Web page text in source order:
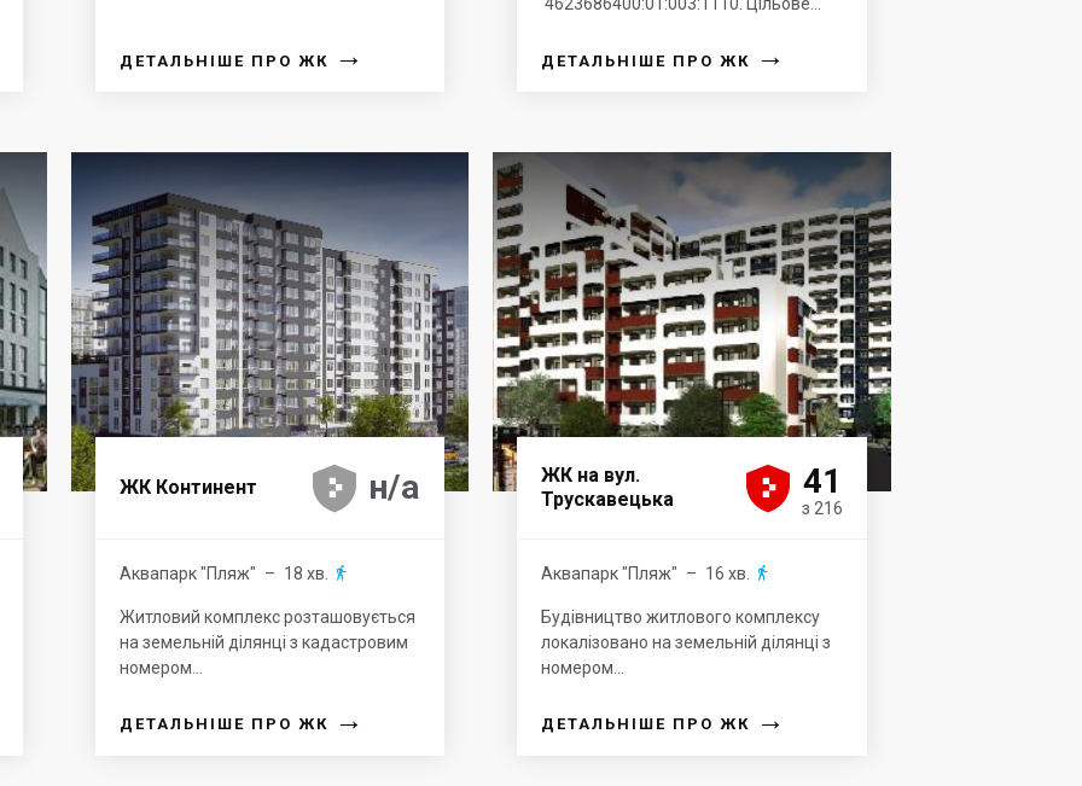
ДЕТАЛЬНІШЕ ПРО ЖК →
4623686400:01:003:1110. Цільове...
ДЕТАЛЬНІШЕ ПРО ЖК →
ЖК Континент 



 н/а
Аквапарк "Пляж" – 18 хв. 
Житловий комплекс розташовується
на земельній ділянці з кадастровим
номером...
ДЕТАЛЬНІШЕ ПРО ЖК →
ЖК на вул.
Трускавецька




 41
з 216
Аквапарк "Пляж" – 16 хв. 
Будівництво житлового комплексу
локалізовано на земельній ділянці з
номером...
ДЕТАЛЬНІШЕ ПРО ЖК →